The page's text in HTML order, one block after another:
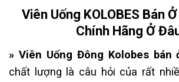
Viên Uống KOLOBES Bán
Chính Hãng Ở
» Viên Uống Đông Kolobes bán
chất lượng là câu hỏi của rất